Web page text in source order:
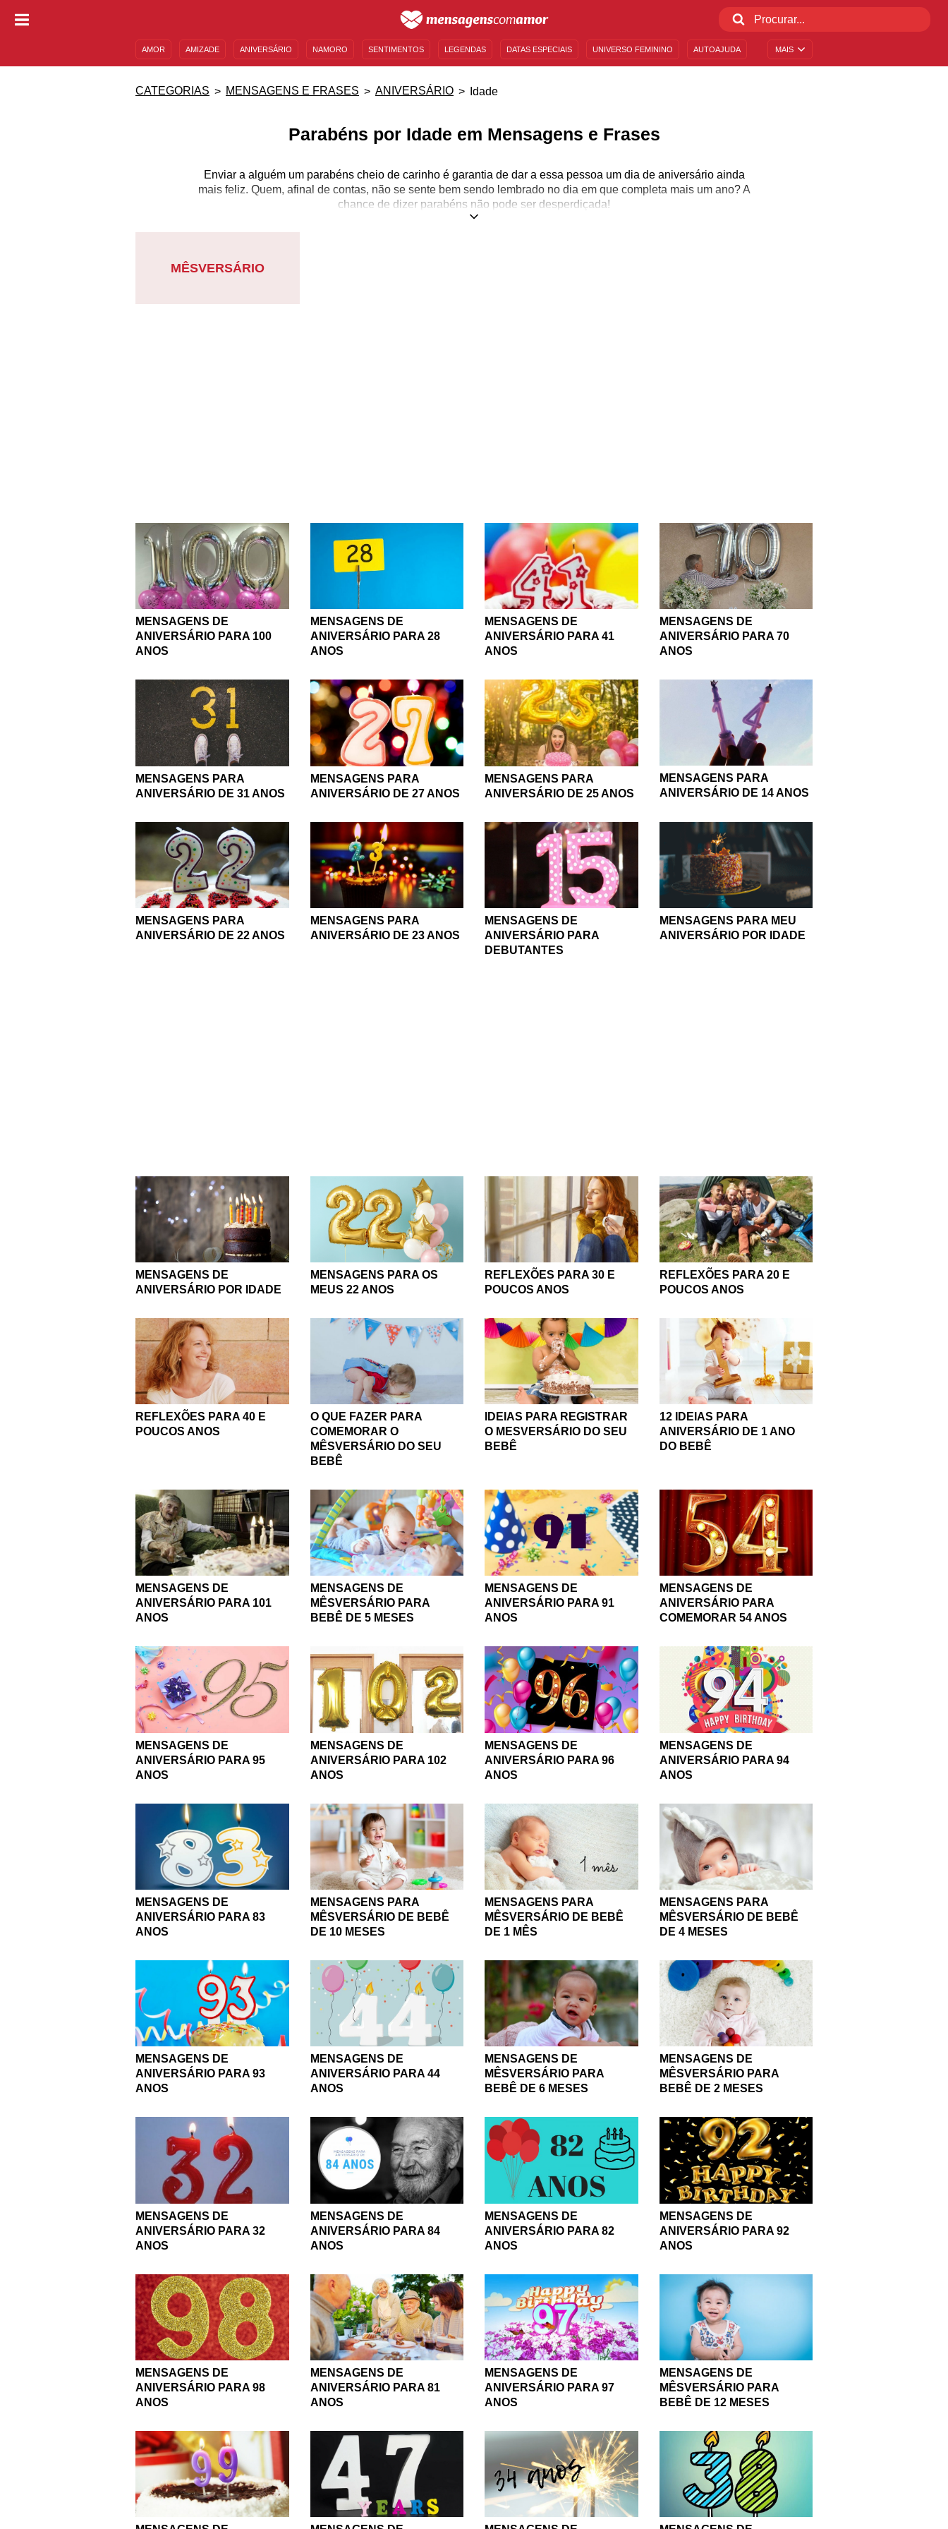
MAIS
AMOR AMIZADE ANIVERSÁRIO NAMORO SENTIMENTOS LEGENDAS DATAS ESPECIAIS UNIVERSO FEMININO AUTOAJUDA
CATEGORIAS MENSAGENS E FRASES ANIVERSÁRIO Idade
Parabéns por Idade em Mensagens e Frases
Enviar a alguém um parabéns cheio de carinho é garantia de dar a essa pessoa um dia de aniversário ainda
mais feliz. Quem, afinal de contas, não se sente bem sendo lembrado no dia em que completa mais um ano? A
chance de dizer parabéns não pode ser desperdiçada!
mensagens dedicadas à idade que a pessoa a quem você quer homenagear vai completar. Seja para o amigo
MÊSVERSÁRIO
MENSAGENS DE
ANIVERSÁRIO PARA 100
ANOS
MENSAGENS DE
ANIVERSÁRIO PARA 28
ANOS
MENSAGENS DE
ANIVERSÁRIO PARA 41
ANOS
MENSAGENS DE
ANIVERSÁRIO PARA 70
ANOS
MENSAGENS PARA
ANIVERSÁRIO DE 31 ANOS
MENSAGENS PARA
ANIVERSÁRIO DE 27 ANOS
MENSAGENS PARA
ANIVERSÁRIO DE 25 ANOS
MENSAGENS PARA
ANIVERSÁRIO DE 14 ANOS
MENSAGENS PARA
ANIVERSÁRIO DE 22 ANOS
MENSAGENS PARA
ANIVERSÁRIO DE 23 ANOS
MENSAGENS DE
ANIVERSÁRIO PARA
DEBUTANTES
MENSAGENS PARA MEU
ANIVERSÁRIO POR IDADE
MENSAGENS DE
ANIVERSÁRIO POR IDADE
MENSAGENS PARA OS
MEUS 22 ANOS
REFLEXÕES PARA 30 E
POUCOS ANOS
REFLEXÕES PARA 20 E
POUCOS ANOS
REFLEXÕES PARA 40 E
POUCOS ANOS
O QUE FAZER PARA
COMEMORAR O
MÊSVERSÁRIO DO SEU
BEBÊ
IDEIAS PARA REGISTRAR
O MESVERSÁRIO DO SEU
BEBÊ
12 IDEIAS PARA
ANIVERSÁRIO DE 1 ANO
DO BEBÊ
MENSAGENS DE
ANIVERSÁRIO PARA 101
ANOS
MENSAGENS DE
MÊSVERSÁRIO PARA
BEBÊ DE 5 MESES
MENSAGENS DE
ANIVERSÁRIO PARA 91
ANOS
MENSAGENS DE
ANIVERSÁRIO PARA
COMEMORAR 54 ANOS
MENSAGENS DE
ANIVERSÁRIO PARA 95
ANOS
MENSAGENS DE
ANIVERSÁRIO PARA 102
ANOS
MENSAGENS DE
ANIVERSÁRIO PARA 96
ANOS
MENSAGENS DE
ANIVERSÁRIO PARA 94
ANOS
MENSAGENS DE
ANIVERSÁRIO PARA 83
ANOS
MENSAGENS PARA
MÊSVERSÁRIO DE BEBÊ
DE 10 MESES
MENSAGENS PARA
MÊSVERSÁRIO DE BEBÊ
DE 1 MÊS
MENSAGENS PARA
MÊSVERSÁRIO DE BEBÊ
DE 4 MESES
MENSAGENS DE
ANIVERSÁRIO PARA 93
ANOS
MENSAGENS DE
ANIVERSÁRIO PARA 44
ANOS
MENSAGENS DE
MÊSVERSÁRIO PARA
BEBÊ DE 6 MESES
MENSAGENS DE
MÊSVERSÁRIO PARA
BEBÊ DE 2 MESES
MENSAGENS DE
ANIVERSÁRIO PARA 32
ANOS
MENSAGENS DE
ANIVERSÁRIO PARA 84
ANOS
MENSAGENS DE
ANIVERSÁRIO PARA 82
ANOS
MENSAGENS DE
ANIVERSÁRIO PARA 92
ANOS
MENSAGENS DE
ANIVERSÁRIO PARA 98
ANOS
MENSAGENS DE
ANIVERSÁRIO PARA 81
ANOS
MENSAGENS DE
ANIVERSÁRIO PARA 97
ANOS
MENSAGENS DE
MÊSVERSÁRIO PARA
BEBÊ DE 12 MESES